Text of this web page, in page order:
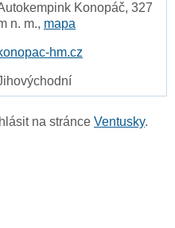
Konopáč, 327
n. m., mapa
hm.cz
na stránce Ventusky.